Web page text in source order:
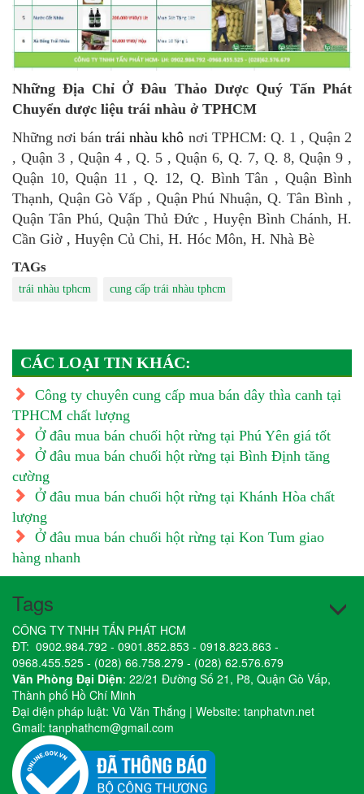
Những Địa Chỉ Ở Đâu Thảo Dược Quý Tấn Phát
Chuyển dược liệu trái nhàu ở TPHCM
Những nơi bántrái nhàu khô nơi TPHCM: Q. 1 , Quận 2
, Quận 3 , Quận 4 , Q. 5 , Quận 6, Q. 7, Q. 8, Quận 9 ,
Quận 10, Quận 11 , Q. 12, Q. Bình Tân , Quận Bình
Thạnh, Quận Gò Vấp , Quận Phú Nhuận, Q. Tân Bình ,
Quận Tân Phú, Quận Thủ Đức , Huyện Bình Chánh, H.
Cần Giờ , Huyện Củ Chi, H. Hóc Môn, H. Nhà Bè
TAGs
trái nhàu tphcm cung cấp trái nhàu tphcm
CÁC LOẠI TIN KHÁC:
Công ty chuyên cung cấp mua bán dây thìa canh tại
TPHCM chất lượng
Ở đâu mua bán chuối hột rừng tại Phú Yên giá tốt
Ở đâu mua bán chuối hột rừng tại Bình Định tăng
cường
Ở đâu mua bán chuối hột rừng tại Khánh Hòa chất
lượng
Ở đâu mua bán chuối hột rừng tại Kon Tum giao
hàng nhanh
Tags
CÔNG TY TNHH TẤN PHÁT HCM
ĐT: 0902.984.792 - 0901.852.853 - 0918.823.863 -
0968.455.525 - (028) 66.758.279 - (028) 62.576.679
Văn Phòng Đại Diện: 22/21 Đường Số 21, P8, Quận Gò Vấp,
Thành phố Hồ Chí Minh
Đại diện pháp luật: Vũ Văn Thắng | Website: tanphatvn.net
Gmail: tanphathcm@gmail.com